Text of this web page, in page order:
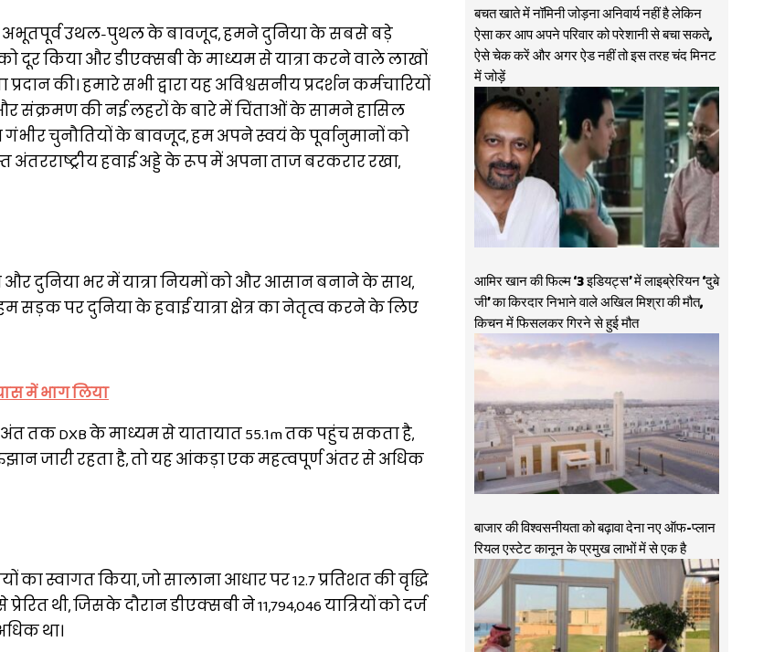
अभूतपूर्व उथल-पुथल के बावजूद, हमने दुनिया के सबसे बड़े
दूर किया और डीएक्सबी के माध्यम से यात्रा करने वाले लाखों
की। हमारे सभी द्वारा यह अविश्वसनीय प्रदर्शन कर्मचारियों
संक्रमण की नई लहरों के बारे में चिंताओं के सामने हासिल
चुनौतियों के बावजूद, हम अपने स्वयं के पूर्वानुमानों को
हवाई अड्डे के रूप में अपना ताज बरकरार रखा,
दुनिया भर में यात्रा नियमों को और आसान बनाने के साथ,
पर दुनिया के हवाई यात्रा क्षेत्र का नेतृत्व करने के लिए
में भाग लिया
तक DXB के माध्यम से यातायात 55.1m तक पहुंच सकता है,
जारी रहता है, तो यह आंकड़ा एक महत्वपूर्ण अंतर से अधिक
का स्वागत किया, जो सालाना आधार पर 12.7 प्रतिशत की वृद्धि
थी, जिसके दौरान डीएक्सबी ने 11,794,046 यात्रियों को दर्ज
था।
बचत खाते में नॉमिनी जोड़ना अनिवार्य नहीं है लेकिन
ऐसा कर आप अपने परिवार को परेशानी से बचा सकते,
ऐसे चेक करें और अगर ऐड नहीं तो इस तरह चंद मिनट
में जोड़ें
आमिर खान की फिल्म ‘3 इडियट्स’ में लाइब्रेरियन ‘दुबे
जी’ का किरदार निभाने वाले अखिल मिश्रा की मौत,
किचन में फिसलकर गिरने से हुई मौत
बाजार की विश्वसनीयता को बढ़ावा देना नए ऑफ-प्लान
रियल एस्टेट कानून के प्रमुख लाभों में से एक है